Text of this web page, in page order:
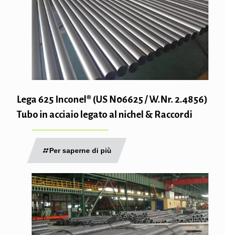
Lega 625 Inconel® (US N06625 / W.Nr. 2.4856)
Tubo in acciaio legato al nichel & Raccordi
Per saperne di più